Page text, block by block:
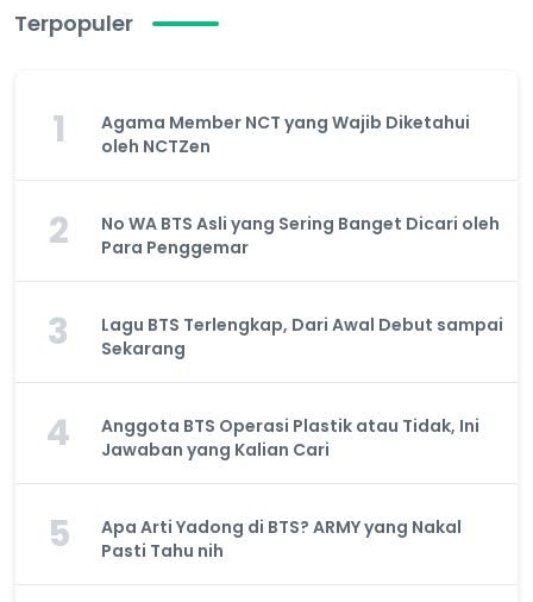
Terpopuler
1
Agama Member NCT yang Wajib Diketahui
oleh NCTZen
2
No WA BTS Asli yang Sering Banget Dicari oleh
Para Penggemar
3
Lagu BTS Terlengkap, Dari Awal Debut sampai
Sekarang
4
Anggota BTS Operasi Plastik atau Tidak, Ini
Jawaban yang Kalian Cari
5
Apa Arti Yadong di BTS? ARMY yang Nakal
Pasti Tahu nih